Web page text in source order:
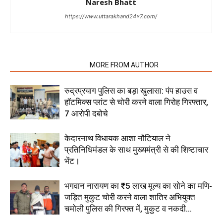
https://www.uttarakhand24x7.com/
MORE FROM AUTHOR
रुद्रप्रयाग पुलिस का बड़ा खुलासा: पंप हाउस व
हॉटमिक्स प्लांट से चोरी करने वाला गिरोह गिरफ्तार,
7 आरोपी दबोचे
केदारनाथ विधायक आशा नौटियाल ने
प्रतिनिधिमंडल के साथ मुख्यमंत्री से की शिष्टाचार
भेंट।
भगवान नारायण का ₹5 लाख मूल्य का सोने का मणि-
जड़ित मुकुट चोरी करने वाला शातिर अभियुक्त
चमोली पुलिस की गिरफ्त में, मुकुट व नकदी...